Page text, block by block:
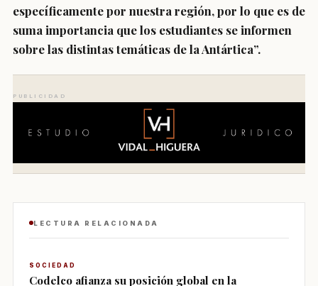
específicamente por nuestra región, por lo que es de
suma importancia que los estudiantes se informen
sobre las distintas temáticas de la Antártica”.
PUBLICIDAD
LECTURA RELACIONADA
SOCIEDAD
Codelco afianza su posición global en la